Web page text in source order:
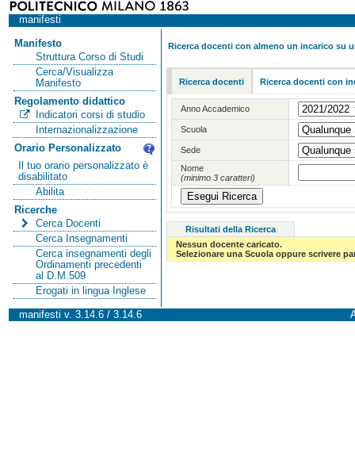
manifesti
Manifesto
Struttura Corso di Studi
Cerca/Visualizza
Manifesto
Regolamento didattico
Indicatori corsi di studio
Internazionalizzazione
Orario Personalizzato
Il tuo orario personalizzato è
disabilitato
Abilita
Ricerche
Cerca Docenti
Cerca Insegnamenti
Cerca insegnamenti degli
Ordinamenti precedenti
al D.M.509
Erogati in lingua Inglese
Ricerca docenti con almeno un incarico su
Ricerca docenti Ricerca docenti con
Anno Accademico
Scuola
Sede
Nome
(minimo 3 caratteri)
Risultati della Ricerca
Nessun docente caricato.
Selezionare una Scuola oppure scrivere
manifesti v. 3.14.6 / 3.14.6